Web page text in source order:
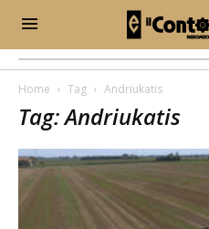
Home Tag Andriukatis
Tag: Andriukatis